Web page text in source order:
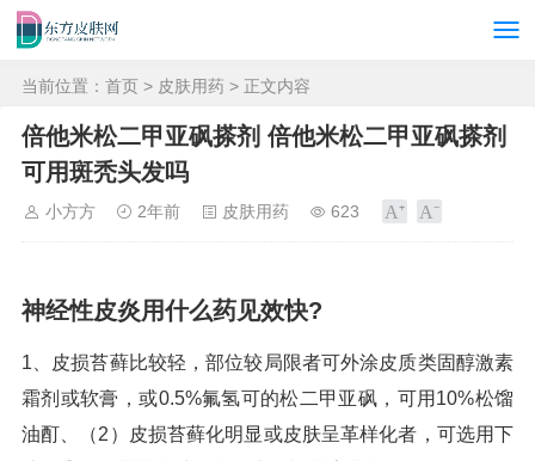
当前位置： 首页 > 皮肤用药 > 正文内容
倍他米松二甲亚砜搽剂 倍他米松二甲亚砜搽剂
可用斑秃头发吗
小方方 2年前 皮肤用药 623
神经性皮炎用什么药见效快?
1、皮损苔藓比较轻，部位较局限者可外涂皮质类固醇激素
霜剂或软膏，或0.5%氟氢可的松二甲亚砜，可用10%松馏
油酊、（2）皮损苔藓化明显或皮肤呈革样化者，可选用下